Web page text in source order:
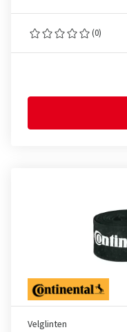
(0)
Velglinten